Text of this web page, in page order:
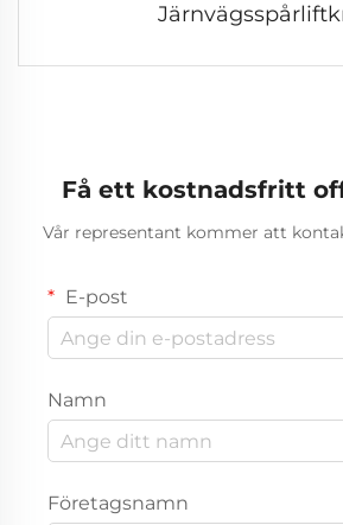
Få ett kostnadsfritt
Vår representant kommer att
E-post
Namn
Företagsnamn